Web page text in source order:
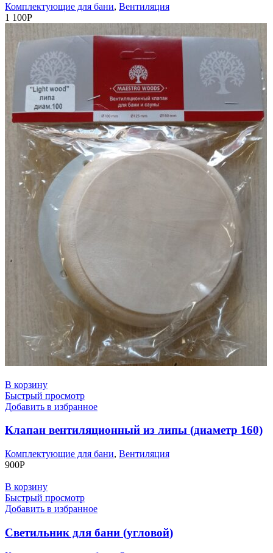
Комплектующие для бани, Вентиляция
1 100Р
В корзину
Быстрый просмотр
Добавить в избранное
Клапан вентиляционный из липы (диаметр 160)
Комплектующие для бани, Вентиляция
900Р
В корзину
Быстрый просмотр
Добавить в избранное
Светильник для бани (угловой)